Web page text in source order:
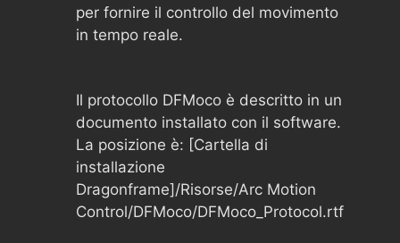
per fornire il controllo del movimento
in tempo reale.
Il protocollo DFMoco è descritto in un
documento installato con il software.
La posizione è: [Cartella di
installazione
Dragonframe]/Risorse/Arc Motion
Control/DFMoco/DFMoco_Protocol.rtf